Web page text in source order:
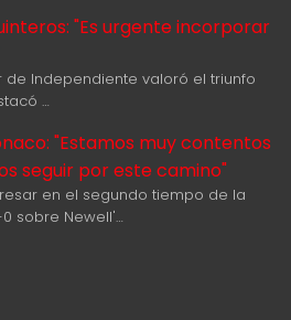
"Es urgente incorporar
de Independiente valoró el triunfo
…
"Estamos muy contentos
seguir por este camino"
en el segundo tiempo de la
sobre Newell'…